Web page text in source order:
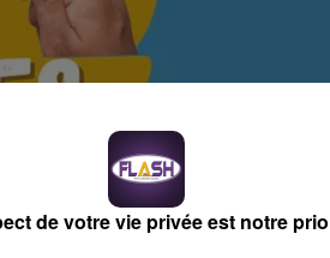
de votre vie privée est notre